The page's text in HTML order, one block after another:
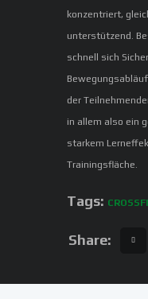
konzentriert,
unterstützend.
schnell sich
der
in allem also ein
starkem
Trainingsfläche.
Tags:
Share: